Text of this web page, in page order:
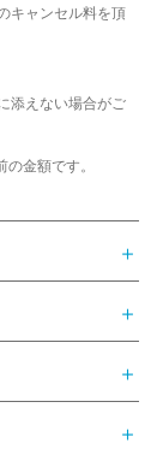
キャンセル料を頂
添えない場合がご
金額です。